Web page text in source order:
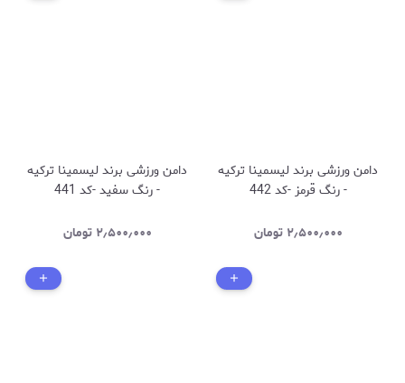
دامن ورزشی برند لیسمینا ترکیه
- رنگ قرمز -کد 442
۲٫۵۰۰٫۰۰۰ تومان
دامن ورزشی برند لیسمینا ترکیه
- رنگ سفید -کد 441
۲٫۵۰۰٫۰۰۰ تومان